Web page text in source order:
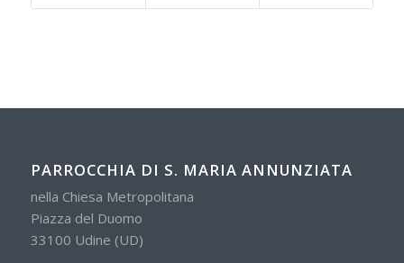
PARROCCHIA DI S. MARIA ANNUNZIATA
nella Chiesa Metropolitana
Piazza del Duomo
33100 Udine (UD)